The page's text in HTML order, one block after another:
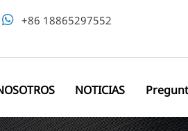
 +86 18865297552
NOTICIAS